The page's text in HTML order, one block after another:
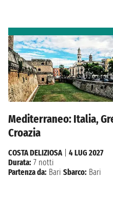
Mediterraneo: Italia,
Croazia
COSTA DELIZIOSA| 4 LUG 2027
Durata: 7 notti
Partenza da: Bari Sbarco: Bari